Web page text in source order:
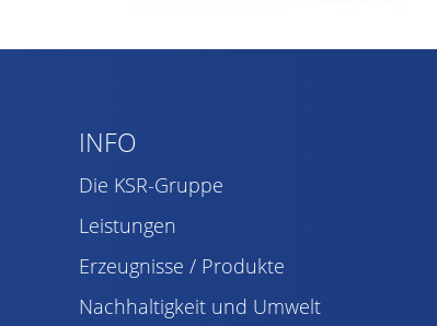
INFO
Die KSR-Gruppe
Leistungen
Erzeugnisse / Produkte
Nachhaltigkeit und Umwelt